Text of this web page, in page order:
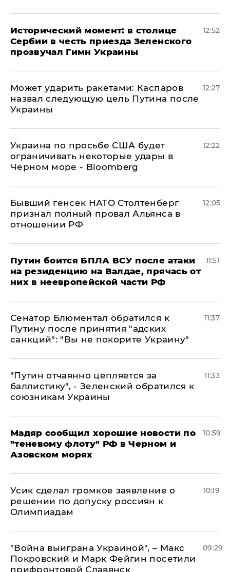
Исторический момент: в столице
Сербии в честь приезда Зеленского
прозвучал Гимн Украины
12:52
Может ударить ракетами: Каспаров
назвал следующую цель Путина после
Украины
12:27
Украина по просьбе США будет
ограничивать некоторые удары в
Черном море - Bloomberg
12:22
Бывший генсек НАТО Столтенберг
признал полный провал Альянса в
отношении РФ
12:05
Путин боится БПЛА ВСУ после атаки
на резиденцию на Валдае, прячась от
них в неевропейской части РФ
11:51
Сенатор Блюментал обратился к
Путину после принятия "адских
санкций": "Вы не покорите Украину"
11:37
"Путин отчаянно цепляется за
баллистику", - Зеленский обратился к
союзникам Украины
11:33
Мадяр сообщил хорошие новости по
"теневому флоту" РФ в Черном и
Азовском морях
10:59
Усик сделал громкое заявление о
решении по допуску россиян к
Олимпиадам
10:19
"Война выиграна Украиной", – Макс
Покровский и Марк Фейгин посетили
прифронтовой Славянск
09:29